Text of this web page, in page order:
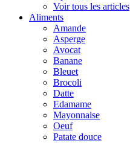
Voir tous les articles
Aliments
Amande
Asperge
Avocat
Banane
Bleuet
Brocoli
Datte
Edamame
Mayonnaise
Oeuf
Patate douce